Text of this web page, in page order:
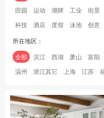
田园
运动 潮牌 工业 街景
科技
酒店 度假 泳池 创意
所在地区：
全部
滨江 西湖 萧山 富阳
温州
浙江其它 上海 江苏